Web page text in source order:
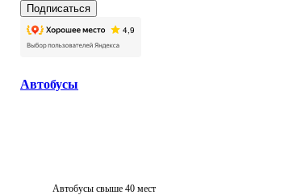
Автобусы
Автобусы свыше 40 мест